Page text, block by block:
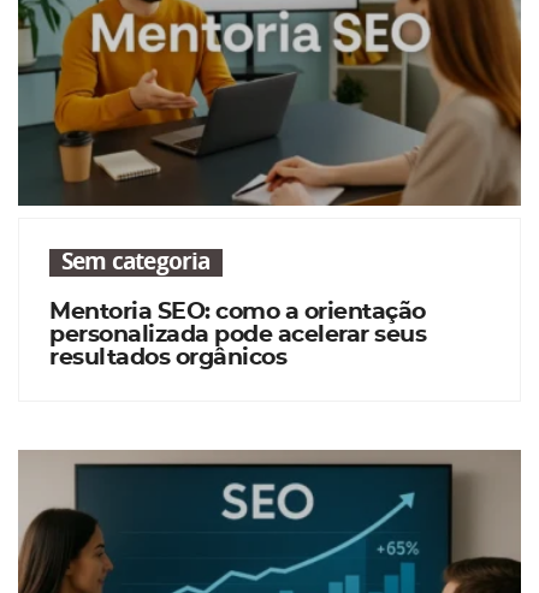
Sem categoria
Mentoria SEO: como a orientação
personalizada pode acelerar seus
resultados orgânicos